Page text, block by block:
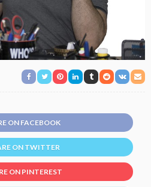
ON FACEBOOK
ON TWITTER
ON PINTEREST